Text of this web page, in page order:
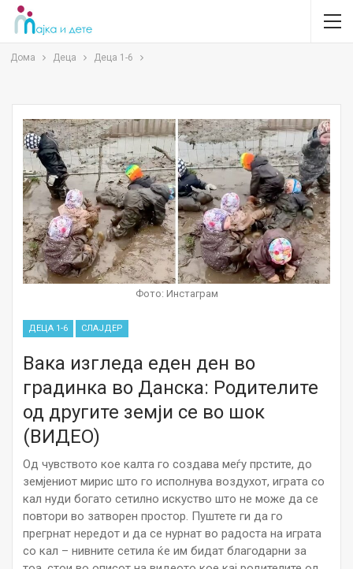
Дома Деца Деца 1-6
Фото: Инстаграм
ДЕЦА 1-6 СЛАЈДЕР
Вака изгледа еден ден во
градинка во Данска: Родителите
од другите земји се во шок
(ВИДЕО)
Од чувството кое калта го создава меѓу прстите, до
земјениот мирис што го исполнува воздухот, играта со
кал нуди богато сетилно искуство што не може да се
повтори во затворен простор. Пуштете ги да го
прегрнат нередот и да се нурнат во радоста на играта
со кал – нивните сетила ќе им бидат благодарни за